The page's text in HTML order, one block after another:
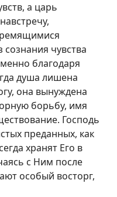
а царь
сознания чувства
благодаря
душа лишена
она вынуждена
борьбу, имя
Господь
преданных, как
хранят Его в
с Ним после
особый восторг,